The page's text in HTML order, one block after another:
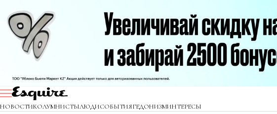
НОВОСТИКОЛУМНИСТЫЛЮДИСОБЫТИЯГЕДОНИЗМИНТЕРЕСЫ